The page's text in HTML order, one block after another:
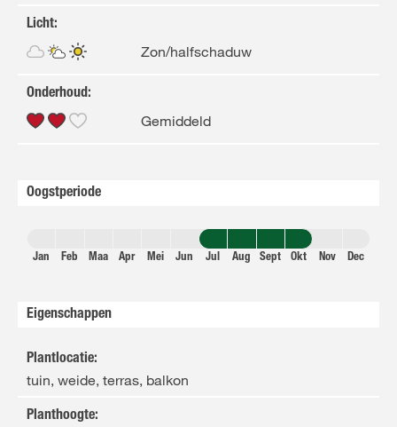
Licht:
Zon/halfschaduw
Onderhoud:
Gemiddeld
Oogstperiode
Jan Feb Maa Apr Mei Jun Jul Aug Sept Okt Nov Dec
Eigenschappen
Plantlocatie:
tuin, weide, terras, balkon
Planthoogte: